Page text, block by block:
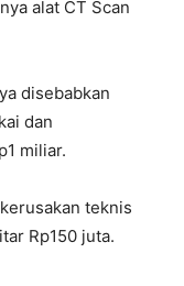
alat CT Scan
disebabkan
dan
miliar.
teknis
Rp150 juta.